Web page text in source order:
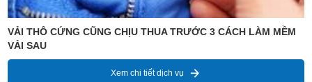
VẢI THÔ CỨNG CŨNG CHỊU THUA TRƯỚC 3 CÁCH LÀM MỀM
VẢI SAU
Xem chi tiết dịch vụ